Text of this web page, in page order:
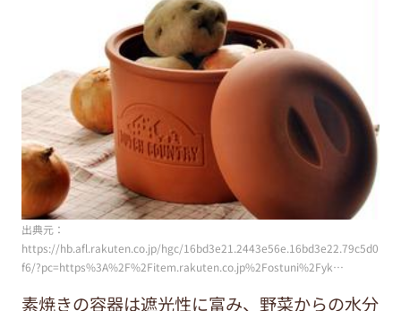
出典元：
https://hb.afl.rakuten.co.jp/hgc/16bd3e21.2443e56e.16bd3e22.79c5d0
f6/?pc=https%3A%2F%2Fitem.rakuten.co.jp%2Fostuni%2Fyk…
素焼きの容器は遮光性に富み、野菜からの水分